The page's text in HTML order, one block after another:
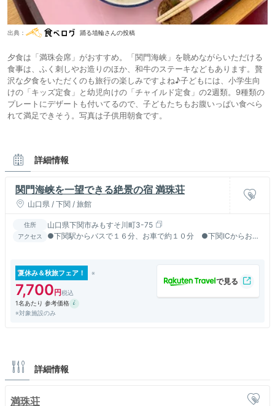
出典： 踊る埴輪さんの投稿
夕食は「満珠会席」がおすすめ。「関門海峡」を眺めながらいただける
食事は、ふく刺しやお造りのほか、和牛のステーキなどもあります。贅
沢な夕食をいただくのも旅行の楽しみですよね♪子どもには、小学生向
けの「キッズ定食」と幼児向けの「チャイルド定食」の2週類。9種類の
プレートにデザートも付いてるので、子どもたちもお腹いっぱい食べら
れて満足できそう。写真は子供用朝食です。
詳細情報
関門海峡を一望できる絶景の宿 満珠荘
山口県 / 下関 / 旅館
住所 山口県下関市みもすそ川町3-75
アクセス
●下関駅からバスで１６分、お車で約１０分 ●下関ICからお車
夏休み＆秋旅フェア！
7,700
1名あたり 参考価格
※対象施設のみ
詳細情報
満珠荘